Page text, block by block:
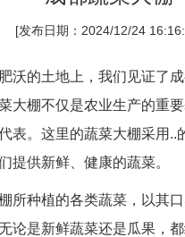
[发布日期：2024/12/24
沃的土地上，我们见证了
大棚不仅是农业生产的重
表。这里的蔬菜大棚采用..
提供新鲜、健康的蔬菜。
所种植的各类蔬菜，以其
论是新鲜蔬菜还是瓜果，